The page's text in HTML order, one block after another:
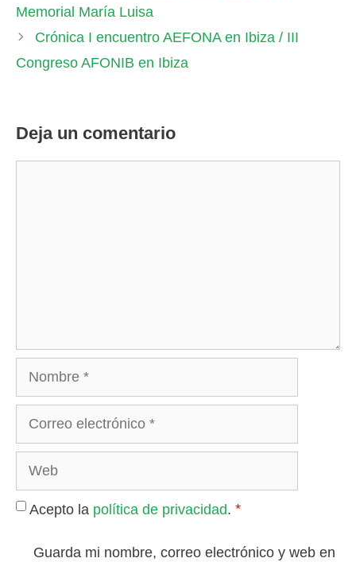
Memorial María Luisa
Crónica I encuentro AEFONA en Ibiza / III
Congreso AFONIB en Ibiza
Deja un comentario
Acepto la política de privacidad. *
Guarda mi nombre, correo electrónico y web en